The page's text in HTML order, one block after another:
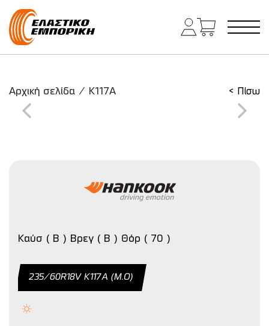
Κύρια πλοήγηση
Αρχική σελίδα / K117A < Πίσω
Καύσ ( B ) Βρεγ ( B ) Θόρ ( 70 )
235/60R18V Κ117Α (Μ.Ο)